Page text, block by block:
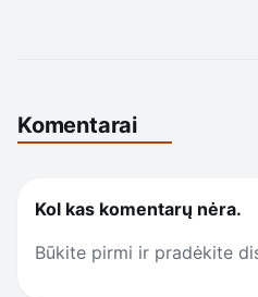
Komentarai
Kol kas komentarų nėra.
Būkite pirmi ir pradėkite